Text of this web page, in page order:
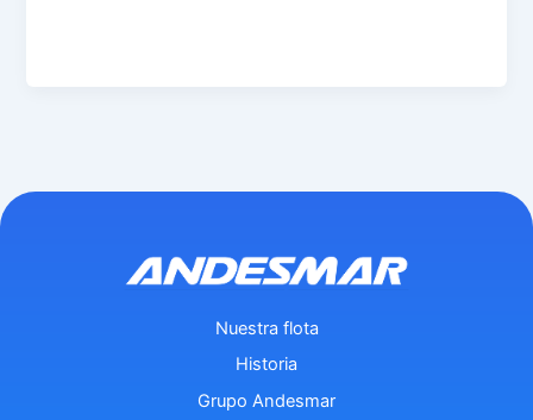
Nuestra flota
Historia
Grupo Andesmar